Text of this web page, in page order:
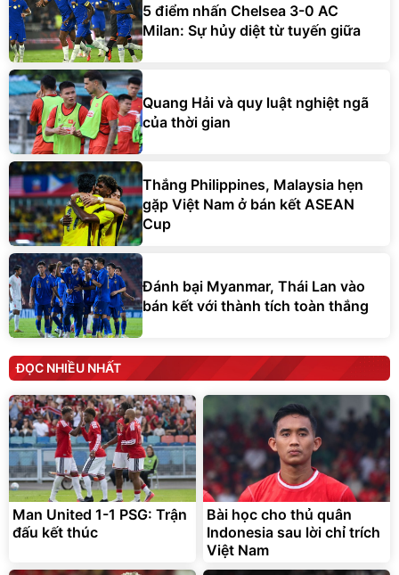
5 điểm nhấn Chelsea 3-0 AC
Milan: Sự hủy diệt từ tuyến giữa
Quang Hải và quy luật nghiệt ngã
của thời gian
Thắng Philippines, Malaysia hẹn
gặp Việt Nam ở bán kết ASEAN
Cup
Đánh bại Myanmar, Thái Lan vào
bán kết với thành tích toàn thắng
ĐỌC NHIỀU NHẤT
Man United 1-1 PSG: Trận
đấu kết thúc
Bài học cho thủ quân
Indonesia sau lời chỉ trích
Việt Nam